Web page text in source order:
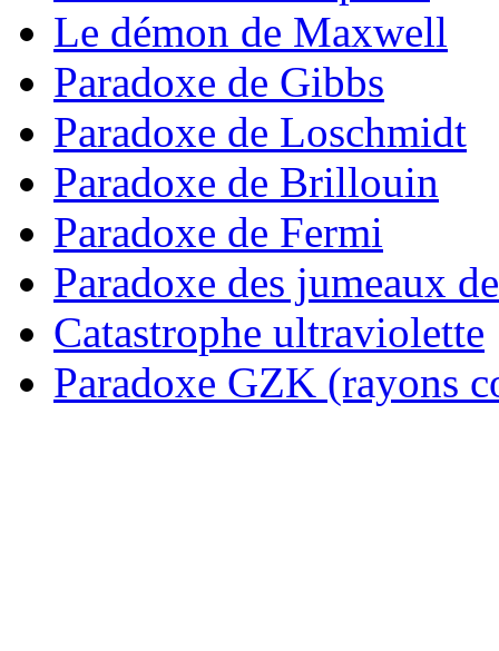
Le démon de Maxwell
Paradoxe de Gibbs
Paradoxe de Loschmidt
Paradoxe de Brillouin
Paradoxe de Fermi
Paradoxe des jumeaux
Catastrophe ultraviolette
Paradoxe GZK (rayons